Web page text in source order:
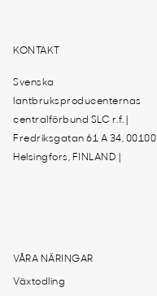
KONTAKT
Svenska
lantbruksproducenternas
centralförbund SLC r.f. |
Fredriksgatan 61 A 34, 00100
Helsingfors, FINLAND |
VÅRA NÄRINGAR
Växtodling